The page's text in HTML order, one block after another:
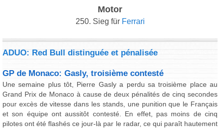
Motor
250. Sieg für Ferrari
ADUO: Red Bull distinguée et pénalisée
GP de Monaco: Gasly, troisième contesté
Une semaine plus tôt, Pierre Gasly a perdu sa troisième place au
Grand Prix de Monaco à cause de deux pénalités de cinq secondes
pour excès de vitesse dans les stands, une punition que le Français
et son équipe ont aussitôt contesté. En effet, pas moins de cinq
pilotes ont été flashés ce jour-là par le radar, ce qui paraît hautement